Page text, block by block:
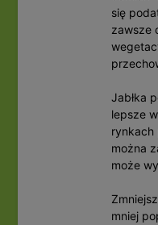
się
zawsze
Jabłka
lepsze
rynkach
można
może
mniej